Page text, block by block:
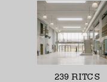
239 RITCS